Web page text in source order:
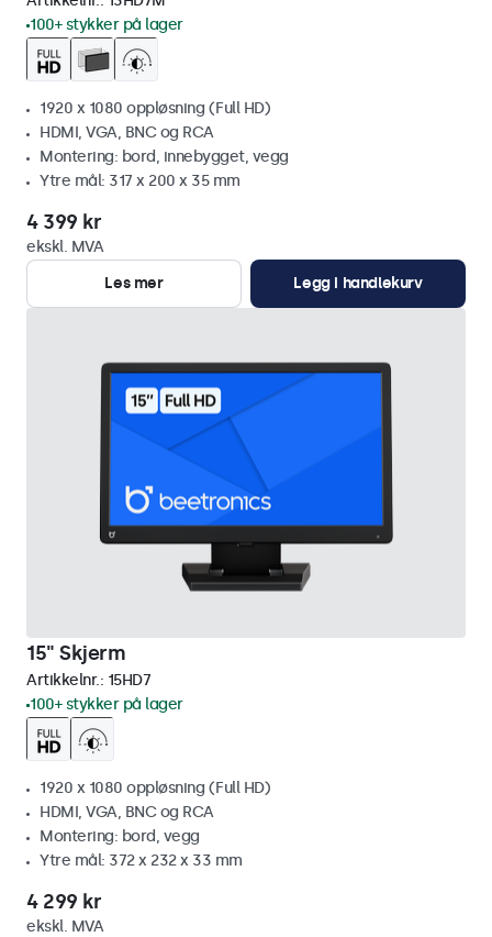
100+ stykker på lager
1920 x 1080 oppløsning (Full HD)
HDMI, VGA, BNC og RCA
Montering: bord, innebygget, vegg
Ytre mål: 317 x 200 x 35 mm
4 399 kr
ekskl. MVA
Les mer
Legg i handlekurv
15" Skjerm
Artikkelnr.: 15HD7
100+ stykker på lager
1920 x 1080 oppløsning (Full HD)
HDMI, VGA, BNC og RCA
Montering: bord, vegg
Ytre mål: 372 x 232 x 33 mm
4 299 kr
ekskl. MVA